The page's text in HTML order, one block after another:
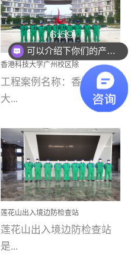
产产品都经过严格的质检
程序；生产车间为优吸总
部和全国分支机构生产光
触媒、净醛王、祛味剂等
优吸系列产品，保质保量
完成生产任务，确保全国
求。资质优势团队优势分
支优势优吸环保是一棵正
茁壮成长的树，只要我们
人人都爱护她、珍惜她、
她将越来越枝繁叶茂，终
将会成为一棵参天大树！
优吸环保截止2020年拥有
全国600家网点分支机构。
小学(珠江湾校区)项目地
址：广州市南沙区海滨路
南沙珠江湾江门市蓬江区
禾...
香港科技大学广州校区除
甲醛项目圆满完成
工程案例名称：香港科技
大...
学广州校区室内空气治
理 工程案例地址：广
州南沙区·香港科技大学(广
州)校区 工程案...
莲花山出入境边防检查站
室内除甲醛空气治理项目
莲花山出入境边防检查站
是...
可以介绍下你们的产品么
你们是怎么收费的呢